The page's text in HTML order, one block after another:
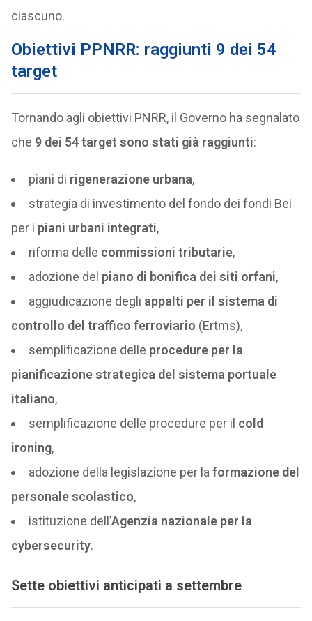
ciascuno.
Obiettivi PPNRR: raggiunti 9 dei 54
target
Tornando agli obiettivi PNRR, il Governo ha segnalato
che 9 dei 54 target sono stati già raggiunti:
piani di rigenerazione urbana,
strategia di investimento del fondo dei fondi Bei
per i piani urbani integrati,
riforma delle commissioni tributarie,
adozione del piano di bonifica dei siti orfani,
aggiudicazione degli appalti per il sistema di
controllo del traffico ferroviario (Ertms),
semplificazione delle procedure per la
pianificazione strategica del sistema portuale
italiano,
semplificazione delle procedure per il cold
ironing,
adozione della legislazione per la formazione del
personale scolastico,
istituzione dell’Agenzia nazionale per la
cybersecurity.
Sette obiettivi anticipati a settembre